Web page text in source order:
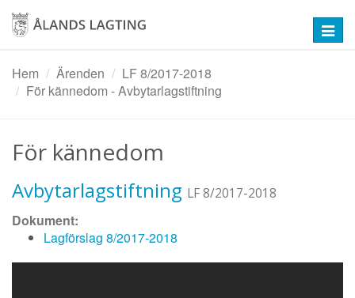
Hoppa
huvudinnehåll
Hem
Ärenden
LF 8/2017-2018
För kännedom - Avbytarlagstiftning
För kännedom
Avbytarlagstiftning LF 8/2017-2018
Dokument:
Lagförslag 8/2017-2018